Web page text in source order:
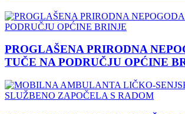
PROGLAŠENA PRIRODNA
TUČE NA PODRUČJU OPĆINE